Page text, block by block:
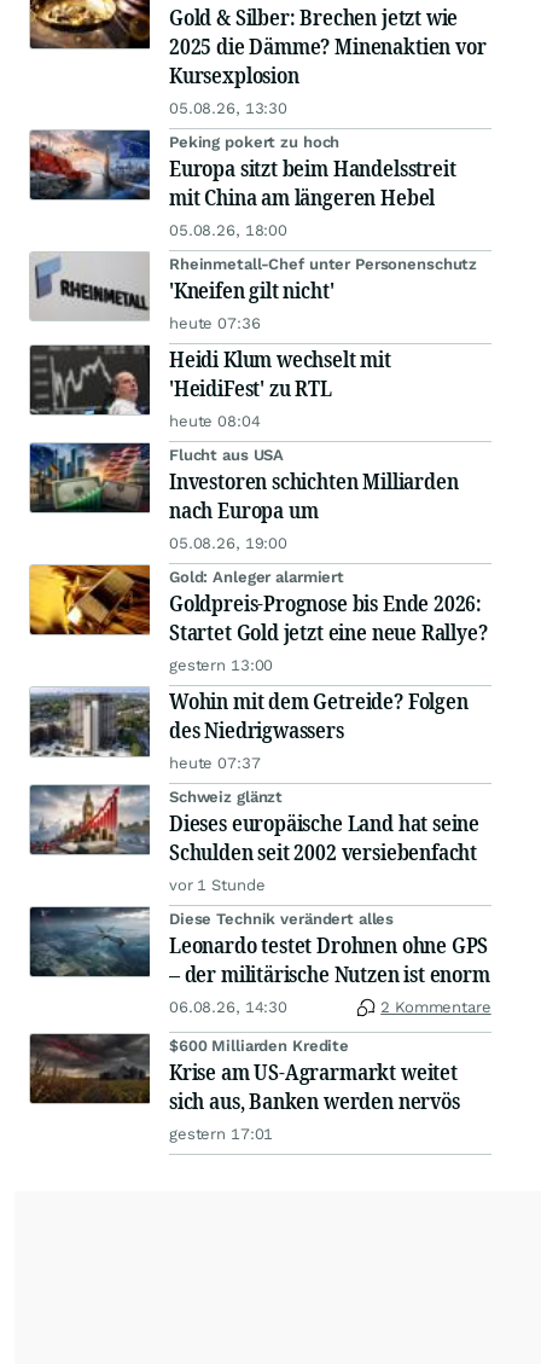
Gold & Silber: Brechen jetzt wie
2025 die Dämme? Minenaktien vor
Kursexplosion
05.08.26, 13:30
Peking pokert zu hoch
Europa sitzt beim Handelsstreit
mit China am längeren Hebel
05.08.26, 18:00
Rheinmetall-Chef unter Personenschutz
'Kneifen gilt nicht'
heute 07:36
Heidi Klum wechselt mit
'HeidiFest' zu RTL
heute 08:04
Flucht aus USA
Investoren schichten Milliarden
nach Europa um
05.08.26, 19:00
Gold: Anleger alarmiert
Goldpreis-Prognose bis Ende 2026:
Startet Gold jetzt eine neue Rallye?
gestern 13:00
Wohin mit dem Getreide? Folgen
des Niedrigwassers
heute 07:37
Schweiz glänzt
Dieses europäische Land hat seine
Schulden seit 2002 versiebenfacht
vor 1 Stunde
Diese Technik verändert alles
Leonardo testet Drohnen ohne GPS
– der militärische Nutzen ist enorm
06.08.26, 14:30 2 Kommentare
$600 Milliarden Kredite
Krise am US-Agrarmarkt weitet
sich aus, Banken werden nervös
gestern 17:01